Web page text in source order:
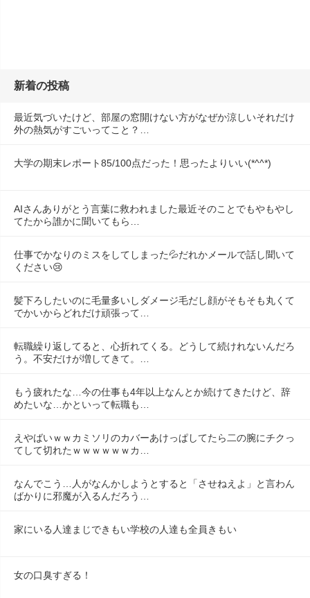
新着の投稿
最近気づいたけど、部屋の窓開けない方がなぜか涼しいそれだけ
外の熱気がすごいってこと？…
大学の期末レポート85/100点だった！思ったよりいい(*^^*)
AIさんありがとう言葉に救われました最近そのことでもやもやし
てたから誰かに聞いてもら…
仕事でかなりのミスをしてしまった💦だれかメールで話し聞いて
ください😢
髪下ろしたいのに毛量多いしダメージ毛だし顔がそもそも丸くて
でかいからどれだけ頑張って…
転職繰り返してると、心折れてくる。どうして続けれないんだろ
う。不安だけが増してきて。…
もう疲れたな…今の仕事も4年以上なんとか続けてきたけど、辞
めたいな…かといって転職も…
えやばいｗｗカミソリのカバーあけっぱしてたら二の腕にチクっ
てして切れたｗｗｗｗｗｗカ…
なんでこう…人がなんかしようとすると「させねえよ」と言わん
ばかりに邪魔が入るんだろう…
家にいる人達まじできもい学校の人達も全員きもい
女の口臭すぎる！